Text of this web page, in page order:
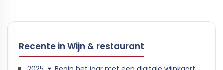
Recente in Wijn & restaurant